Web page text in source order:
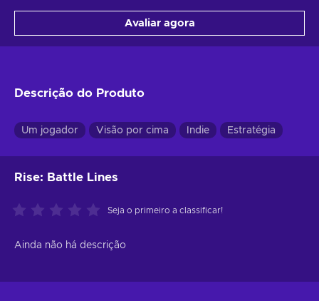
Avaliar agora
Descrição do Produto
Um jogador Visão por cima Indie Estratégia
Rise: Battle Lines
Seja o primeiro a classificar!
Ainda não há descrição